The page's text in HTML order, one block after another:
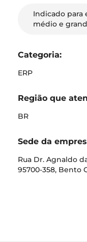
Indicado para
médio e
Categoria:
ERP
Região que
BR
Sede da
Rua Dr. Agnaldo
95700-358, Bento